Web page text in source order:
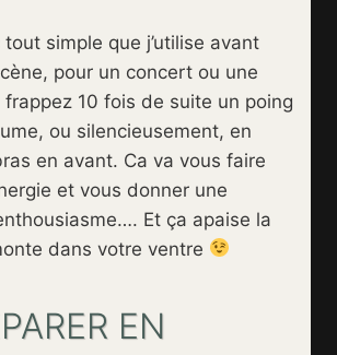
simple que j’utilise avant
pour un concert ou une
10 fois de suite un poing
ou silencieusement, en
en avant. Ca va vous faire
et vous donner une
Et ça apaise la
dans votre ventre
EN